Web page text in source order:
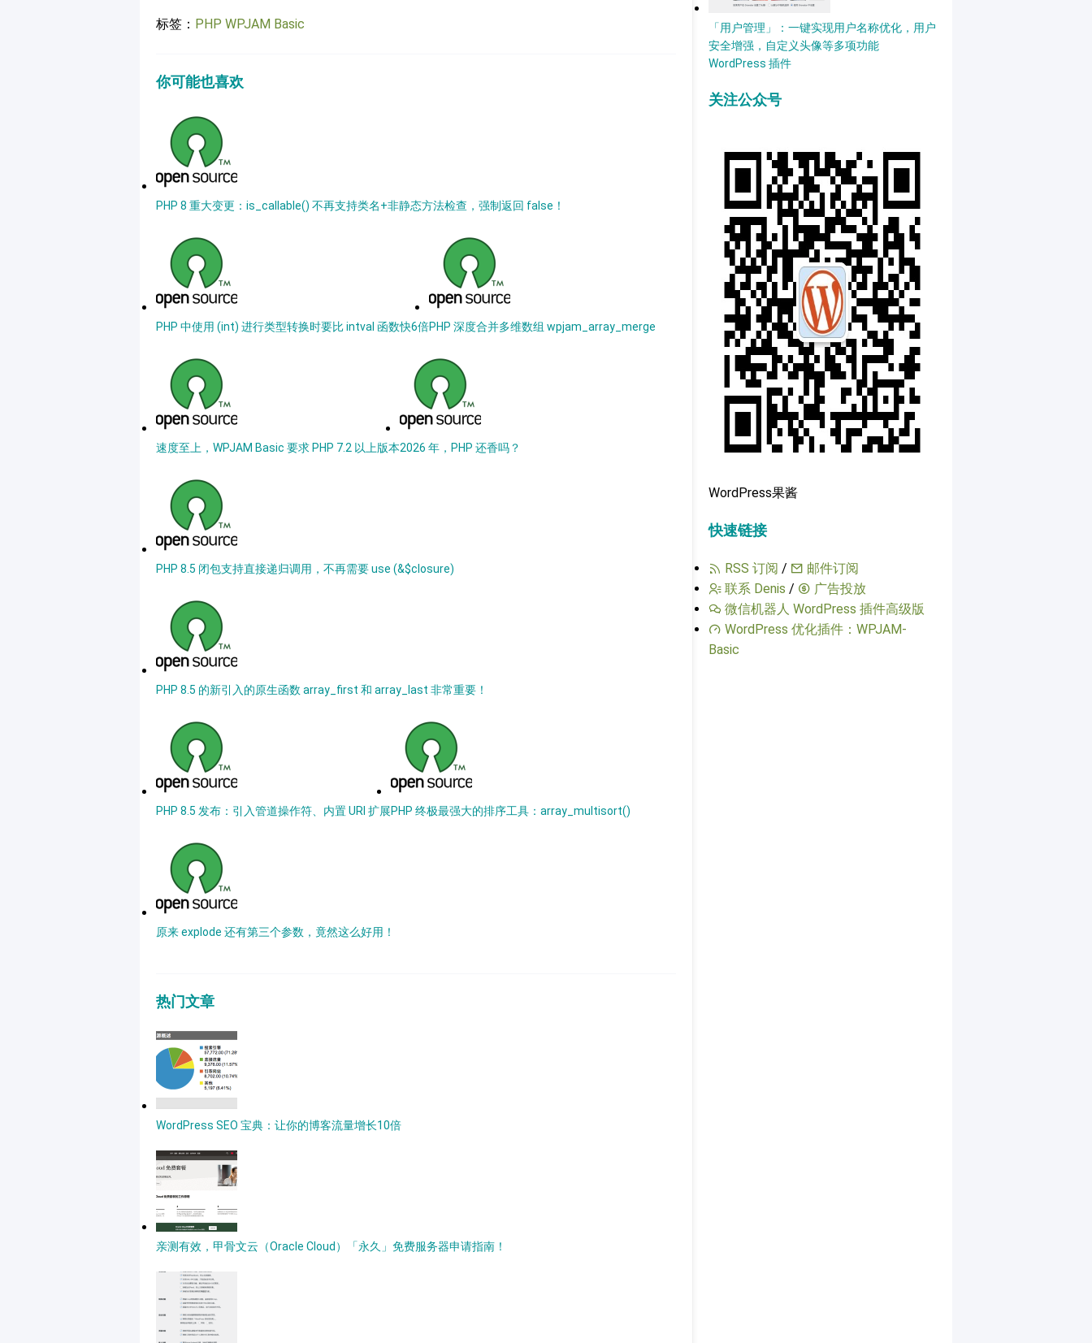
标签： PHP WPJAM Basic
你可能也喜欢
PHP 8 重大变更：is_callable() 不再支持类名+非静态方法检查，强制返回 false！
PHP 中使用 (int) 进行类型转换时要比 intval 函数快6倍PHP 深度合并多维数组 wpjam_array_merge
速度至上，WPJAM Basic 要求 PHP 7.2 以上版本2026 年，PHP 还香吗？
PHP 8.5 闭包支持直接递归调用，不再需要 use (&$closure)
PHP 8.5 的新引入的原生函数 array_first 和 array_last 非常重要！
PHP 8.5 发布：引入管道操作符、内置 URI 扩展PHP 终极最强大的排序工具：array_multisort()
原来 explode 还有第三个参数，竟然这么好用！
热门文章
WordPress SEO 宝典：让你的博客流量增长10倍
亲测有效，甲骨文云（Oracle Cloud）「永久」免费服务器申请指南！
「用户管理」：一键实现用户名称优化，用户
安全增强，自定义头像等多项功能
WordPress 插件
关注公众号
WordPress果酱
快速链接
RSS 订阅 /
邮件订阅
联系 Denis /
广告投放
微信机器人 WordPress 插件高级版
WordPress 优化插件：WPJAM-
Basic